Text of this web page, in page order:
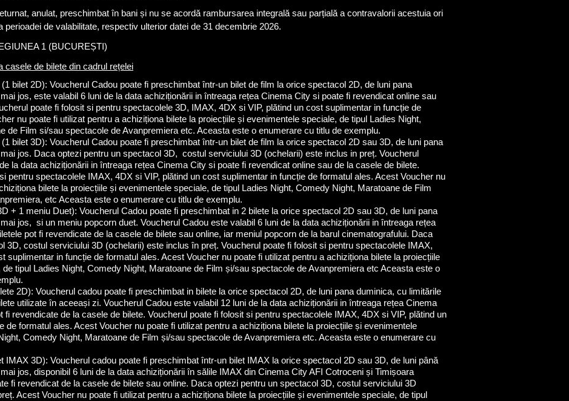
anulat, preschimbat în bani și nu se acordă rambursarea integrală sau parțială a contravalorii acestuia ori
perioadei de valabilitate, respectiv ulterior datei de 31 decembrie 2026.
1 (BUCUREȘTI)
casele de bilete din cadrul rețelei
bilet 2D): Voucherul Cadou poate fi preschimbat într-un bilet de film la orice spectacol 2D, de luni pana
jos, este valabil 6 luni de la data achiziționării in întreaga rețea Cinema City si poate fi revendicat online sau
poate fi folosit si pentru spectacolele 3D, IMAX, 4DX si VIP, plătind un cost suplimentar in funcție de
nu poate fi utilizat pentru a achiziționa bilete la proiecțiile și evenimentele speciale, de tipul Ladies Night,
de Film si/sau spectacole de Avanpremiera etc. Aceasta este o enumerare cu titlu de exemplu.
bilet 3D): Voucherul Cadou poate fi preschimbat într-un bilet de film la orice spectacol 2D sau 3D, de luni pana
jos. Daca optezi pentru un spectacol 3D, costul serviciului 3D (ochelarii) este inclus in preț. Voucherul
la data achiziționării in întreaga rețea Cinema City si poate fi revendicat online sau de la casele de bilete.
pentru spectacolele IMAX, 4DX si VIP, plătind un cost suplimentar in funcție de formatul ales. Acest Voucher nu
bilete la proiecțiile și evenimentele speciale, de tipul Ladies Night, Comedy Night, Maratoane de Film
etc Aceasta este o enumerare cu titlu de exemplu.
+ 1 meniu Duet): Voucherul Cadou poate fi preschimbat in 2 bilete la orice spectacol 2D sau 3D, de luni pana
jos, si un meniu popcorn duet. Voucherul Cadou este valabil 6 luni de la data achiziționării in întreaga rețea
pot fi revendicate de la casele de bilete sau online, iar meniul popcorn de la barul cinematografului. Daca
3D, costul serviciului 3D (ochelarii) este inclus în preț. Voucherul poate fi folosit si pentru spectacolele IMAX,
suplimentar in funcție de formatul ales. Acest Voucher nu poate fi utilizat pentru a achiziționa bilete la proiecțiile
tipul Ladies Night, Comedy Night, Maratoane de Film și/sau spectacole de Avanpremiera etc Aceasta este o
2D): Voucherul cadou poate fi preschimbat in bilete la orice spectacol 2D, de luni pana duminica, cu limitările
utilizate în aceeași zi. Voucherul Cadou este valabil 12 luni de la data achiziționării in întreaga rețea Cinema
fi revendicate de la casele de bilete. Voucherul poate fi folosit si pentru spectacolele IMAX, 4DX si VIP, plătind un
de formatul ales. Acest Voucher nu poate fi utilizat pentru a achiziționa bilete la proiecțiile și evenimentele
Comedy Night, Maratoane de Film și/sau spectacole de Avanpremiera etc. Aceasta este o enumerare cu
IMAX 3D): Voucherul cadou poate fi preschimbat într-un bilet IMAX la orice spectacol 2D sau 3D, de luni până
jos, disponibil 6 luni de la data achiziționării în sălile IMAX din Cinema City AFI Cotroceni și Timișoara
fi revendicat de la casele de bilete sau online. Daca optezi pentru un spectacol 3D, costul serviciului 3D
Acest Voucher nu poate fi utilizat pentru a achiziționa bilete la proiecțiile și evenimentele speciale, de tipul